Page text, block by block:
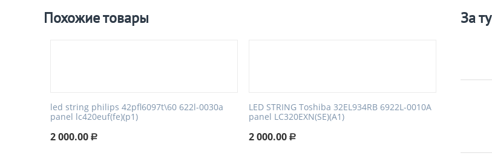
Похожие товары
led string philips 42pfl6097t\60 622l-0030a
panel lc420euf(fe)(p1)
2 000.00 Р
LED STRING Toshiba 32EL934RB 6922L-0010A
panel LC320EXN(SE)(A1)
2 000.00 Р
За